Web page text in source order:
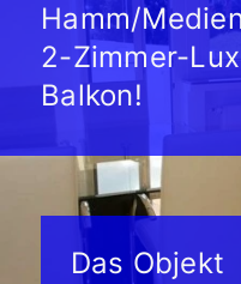
Hamm/
2-Zimmer-
Balkon!
Das Objekt